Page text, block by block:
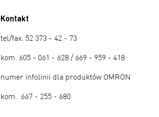
Kontakt
tel/fax. 52 373 - 42 - 73
kom. 605 - 061 - 628 / 669 - 959 - 418
numer infolinii dla produktów OMRON
kom. 667 - 255 - 680